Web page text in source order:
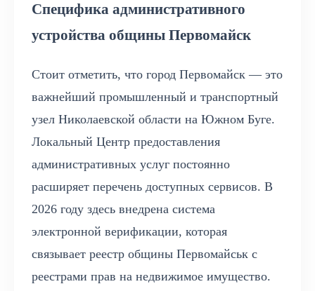
Специфика административного
устройства общины Первомайск
Стоит отметить, что город Первомайск — это
важнейший промышленный и транспортный
узел Николаевской области на Южном Буге.
Локальный Центр предоставления
административных услуг постоянно
расширяет перечень доступных сервисов. В
2026 году здесь внедрена система
электронной верификации, которая
связывает реестр общины Первомайськ с
реестрами прав на недвижимое имущество.